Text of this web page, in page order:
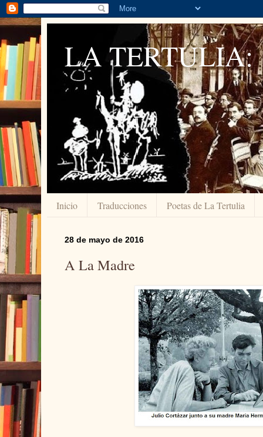
LA TERTULIA:
Inicio Traducciones Poetas de La Tertulia
28 de mayo de 2016
A La Madre